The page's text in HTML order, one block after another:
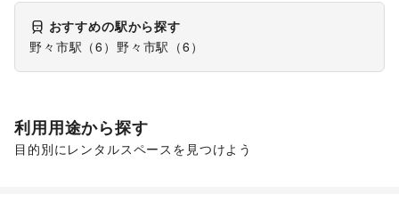
おすすめの駅から探す
野々市駅 （6 ） 野々市駅 （6 ）
利用用途から探す
目的別にレンタルスペースを見つけよう